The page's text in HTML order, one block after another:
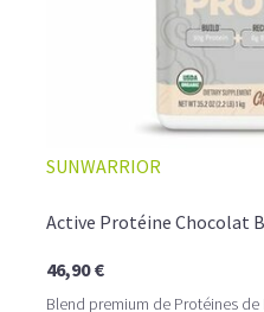
SUNWARRIOR
Active Protéine Chocolat
46,90 €
Blend premium de Protéines